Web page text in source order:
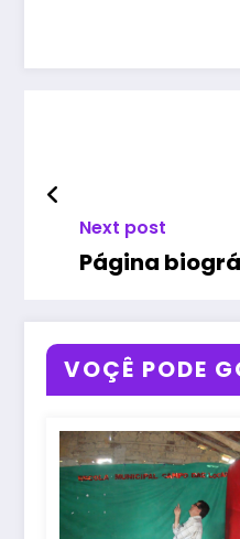
Next post
Página
VOÇÊ PODE